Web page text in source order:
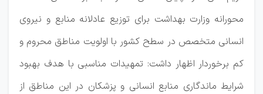
محورانه وزارت بهداشت برای توزیع عادلانه منابع و نیروی
انسانی متخصص در سطح کشور با اولویت مناطق محروم و
کم برخوردار اظهار داشت: تمهیدات مناسبی با هدف بهبود
شرایط ماندگاری منابع انسانی و پزشکان در این مناطق از